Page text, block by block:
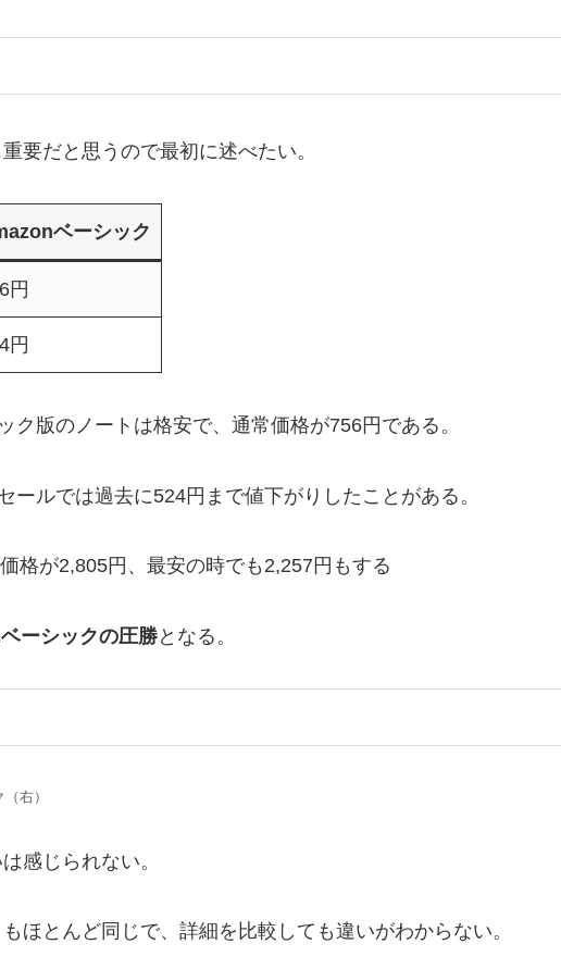
要だと思うので最初に述べたい。
ベーシック
円
円
ク版のノートは格安で、通常価格が756円である。
ールでは過去に524円まで値下がりしたことがある。
格が2,805円、最安の時でも2,257円もする
ーシックの圧勝となる。
右）
感じられない。
ほとんど同じで、詳細を比較しても違いがわからない。